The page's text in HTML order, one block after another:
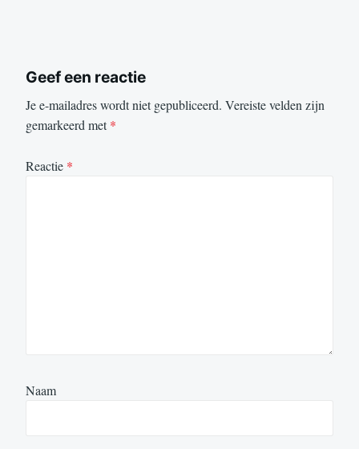
Geef een reactie
Je e-mailadres wordt niet gepubliceerd. Vereiste velden zijn
gemarkeerd met*
Reactie *
Naam